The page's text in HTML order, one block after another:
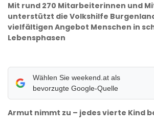
Mit rund 270 Mitarbeiterinnen und
unterstützt die Volkshilfe
vielfältigen Angebot Menschen in
Lebensphasen
Wählen Sie weekend.at als
bevorzugte Google-Quelle
Armut nimmt zu – jedes vierte Kind